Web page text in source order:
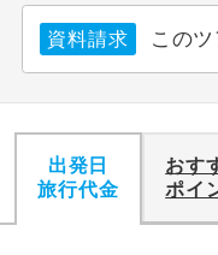
資料請求 この
出発日
旅行代金
おす
ポイ